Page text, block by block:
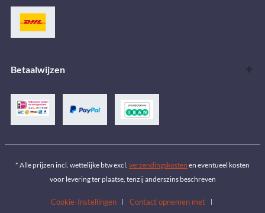
Betaalwijzen
* Alle prijzen incl. wettelijke btw excl. verzendingskosten en eventueel kosten
voor levering ter plaatse, tenzij anderszins beschreven
Cookie-Instellingen Contact opnemen met